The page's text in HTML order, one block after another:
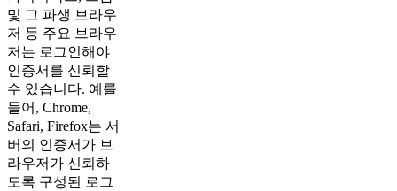
및 그 파생 브라우
저 등 주요 브라우
저는 로그인해야
인증서를 신뢰할
수 있습니다. 예를
들어, Chrome,
Safari, Firefox는 서
버의 인증서가 브
라우저가 신뢰하
도록 구성된 로그